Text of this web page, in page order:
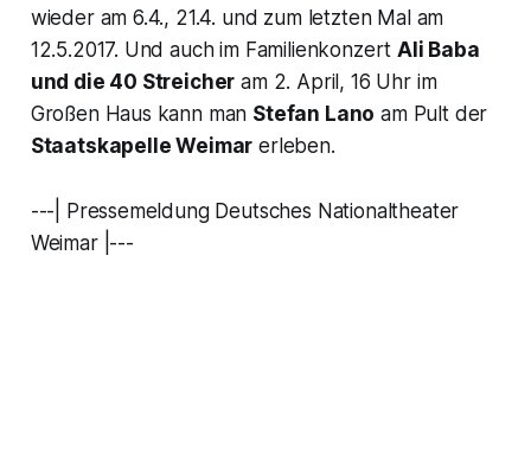
wieder am 6.4., 21.4. und zum letzten Mal am
12.5.2017. Und auch im FamilienkonzertAli Baba
und die 40 Streicher am 2. April, 16 Uhr im
Großen Haus kann man Stefan Lano am Pult der
Staatskapelle Weimar erleben.
---| Pressemeldung Deutsches Nationaltheater
Weimar |---